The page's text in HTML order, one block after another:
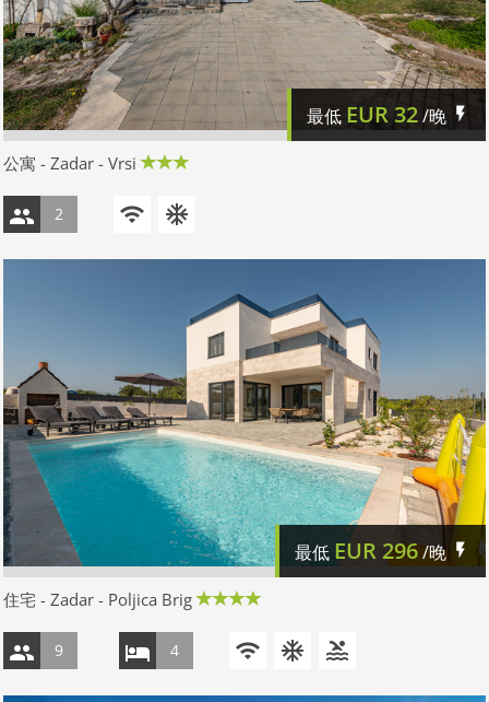
最低 EUR32/晚
公寓 - Zadar - Vrsi
2
最低 EUR 296/晚
住宅 - Zadar - Poljica Brig
9 4